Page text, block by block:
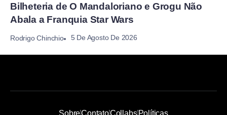
Bilheteria de O Mandaloriano e Grogu Não
Abala a Franquia Star Wars
Rodrigo Chinchio 5 De Agosto De 2026
SobreContatoCollabsPolíticas